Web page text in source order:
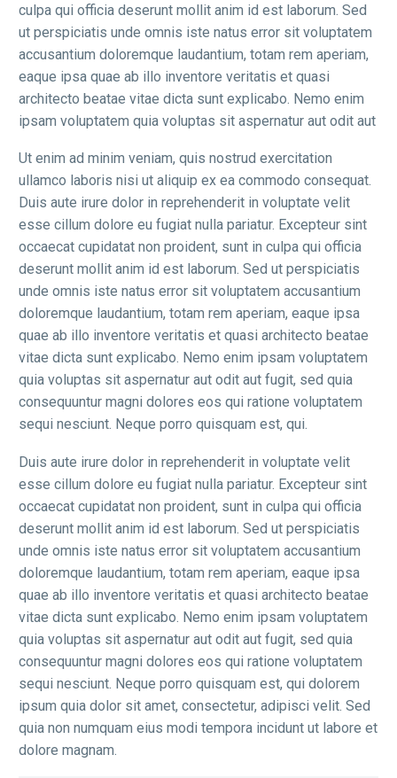
culpa qui officia deserunt mollit anim id est laborum. Sed
ut perspiciatis unde omnis iste natus error sit voluptatem
accusantium doloremque laudantium, totam rem aperiam,
eaque ipsa quae ab illo inventore veritatis et quasi
architecto beatae vitae dicta sunt explicabo. Nemo enim
ipsam voluptatem quia voluptas sit aspernatur aut odit aut
Ut enim ad minim veniam, quis nostrud exercitation
ullamco laboris nisi ut aliquip ex ea commodo consequat.
Duis aute irure dolor in reprehenderit in voluptate velit
esse cillum dolore eu fugiat nulla pariatur. Excepteur sint
occaecat cupidatat non proident, sunt in culpa qui officia
deserunt mollit anim id est laborum. Sed ut perspiciatis
unde omnis iste natus error sit voluptatem accusantium
doloremque laudantium, totam rem aperiam, eaque ipsa
quae ab illo inventore veritatis et quasi architecto beatae
vitae dicta sunt explicabo. Nemo enim ipsam voluptatem
quia voluptas sit aspernatur aut odit aut fugit, sed quia
consequuntur magni dolores eos qui ratione voluptatem
sequi nesciunt. Neque porro quisquam est, qui.
Duis aute irure dolor in reprehenderit in voluptate velit
esse cillum dolore eu fugiat nulla pariatur. Excepteur sint
occaecat cupidatat non proident, sunt in culpa qui officia
deserunt mollit anim id est laborum. Sed ut perspiciatis
unde omnis iste natus error sit voluptatem accusantium
doloremque laudantium, totam rem aperiam, eaque ipsa
quae ab illo inventore veritatis et quasi architecto beatae
vitae dicta sunt explicabo. Nemo enim ipsam voluptatem
quia voluptas sit aspernatur aut odit aut fugit, sed quia
consequuntur magni dolores eos qui ratione voluptatem
sequi nesciunt. Neque porro quisquam est, qui dolorem
ipsum quia dolor sit amet, consectetur, adipisci velit. Sed
quia non numquam eius modi tempora incidunt ut labore et
dolore magnam.